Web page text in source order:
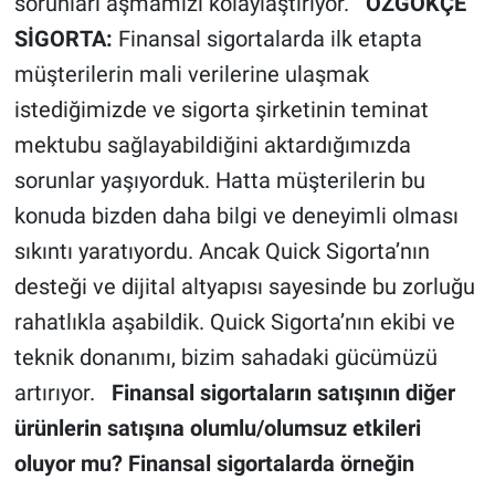
SİGORTA: Finansal sigortalarda ilk etapta
müşterilerin mali verilerine ulaşmak
istediğimizde ve sigorta şirketinin teminat
mektubu sağlayabildiğini aktardığımızda
sorunlar yaşıyorduk. Hatta müşterilerin bu
konuda bizden daha bilgi ve deneyimli olması
sıkıntı yaratıyordu. Ancak Quick Sigorta’nın
desteği ve dijital altyapısı sayesinde bu zorluğu
rahatlıkla aşabildik. Quick Sigorta’nın ekibi ve
teknik donanımı, bizim sahadaki gücümüzü
artırıyor. Finansal sigortaların satışının diğer
ürünlerin satışına olumlu/olumsuz etkileri
oluyor mu? Finansal sigortalarda örneğin